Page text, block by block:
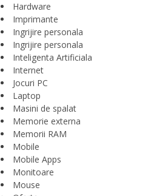
Hardware
Imprimante
Ingrijire personala
Ingrijire personala
Inteligenta Artificiala
Internet
Jocuri PC
Laptop
Masini de spalat
Memorie externa
Memorii RAM
Mobile
Mobile Apps
Monitoare
Mouse